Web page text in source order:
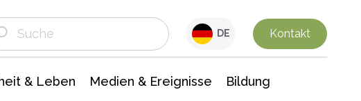
DE Kontakt
& Leben Medien & Ereignisse Bildung